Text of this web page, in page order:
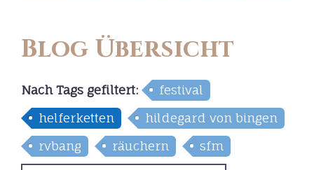
Blog Übersicht
Nach Tags gefiltert:
festival
helferketten
hildegard von bingen
rvbang
räuchern sfm